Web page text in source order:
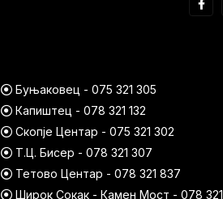
Буњаковец - 075 321 305
Капиштец - 078 321 132
Скопје Центар - 075 321 302
Т.Ц. Бисер - 078 321 307
Тетово Центар - 078 321 837
Широк Сокак - Камен Мост - 078 321